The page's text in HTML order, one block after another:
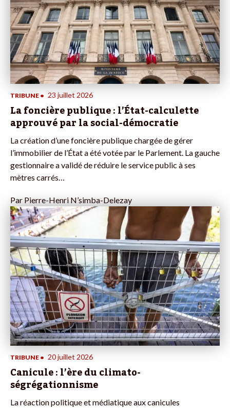
TRIBUNE • 23 juillet 2026
La foncière publique : l’État-calculette
approuvé par la social-démocratie
La création d’une foncière publique chargée de gérer
l’immobilier de l’État a été votée par le Parlement. La gauche
gestionnaire a validé de réduire le service public à ses
mètres carrés…
Par Pierre-Henri N’simba-Delezay
TRIBUNE • 20 juillet 2026
Canicule : l’ère du climato-
ségrégationnisme
La réaction politique et médiatique aux canicules